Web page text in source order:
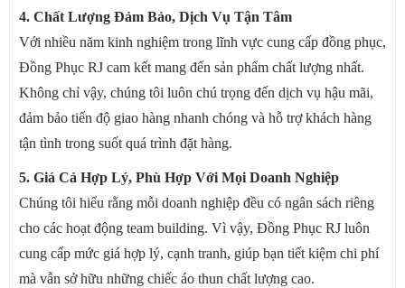
4. Chất Lượng Đảm Bảo, Dịch Vụ Tận Tâm
Với nhiều năm kinh nghiệm trong lĩnh vực cung cấp đồng phục,
Đồng Phục RJ cam kết mang đến sản phẩm chất lượng nhất.
Không chỉ vậy, chúng tôi luôn chú trọng đến dịch vụ hậu mãi,
đảm bảo tiến độ giao hàng nhanh chóng và hỗ trợ khách hàng
tận tình trong suốt quá trình đặt hàng.
5. Giá Cả Hợp Lý, Phù Hợp Với Mọi Doanh Nghiệp
Chúng tôi hiểu rằng mỗi doanh nghiệp đều có ngân sách riêng
cho các hoạt động team building. Vì vậy, Đồng Phục RJ luôn
cung cấp mức giá hợp lý, cạnh tranh, giúp bạn tiết kiệm chi phí
mà vẫn sở hữu những chiếc áo thun chất lượng cao.